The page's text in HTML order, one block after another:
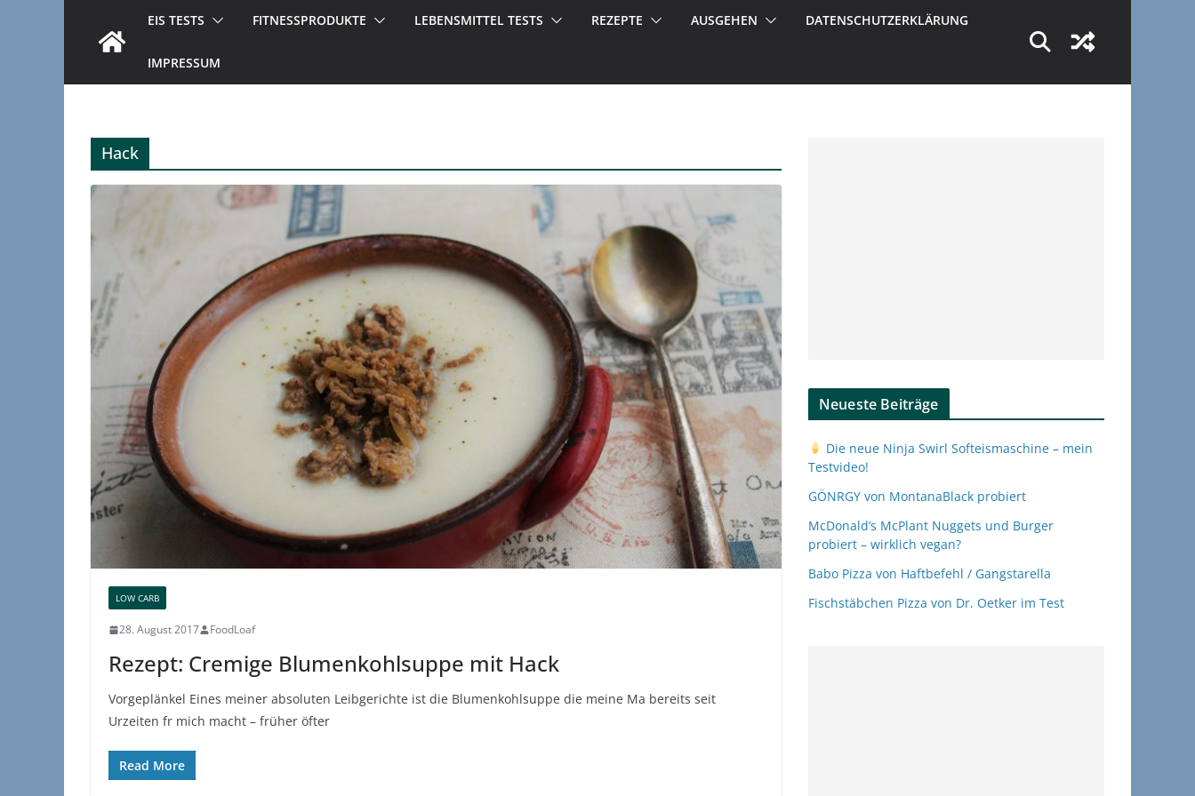
EIS TESTS FITNESSPRODUKTE LEBENSMITTEL TESTS REZEPTE AUSGEHEN DATENSCHUTZERKLÄRUNG
IMPRESSUM
Hack
LOW CARB
28. August 2017 FoodLoaf
Rezept: Cremige Blumenkohlsuppe mit Hack
Vorgeplänkel Eines meiner absoluten Leibgerichte ist die Blumenkohlsuppe die meine Ma bereits seit
Urzeiten fr mich macht – früher öfter
Read More
Neueste Beiträge
Die neue Ninja Swirl Softeismaschine – mein
Testvideo!
GÖNRGY von MontanaBlack probiert
McDonald’s McPlant Nuggets und Burger
probiert – wirklich vegan?
Babo Pizza von Haftbefehl / Gangstarella
Fischstäbchen Pizza von Dr. Oetker im Test